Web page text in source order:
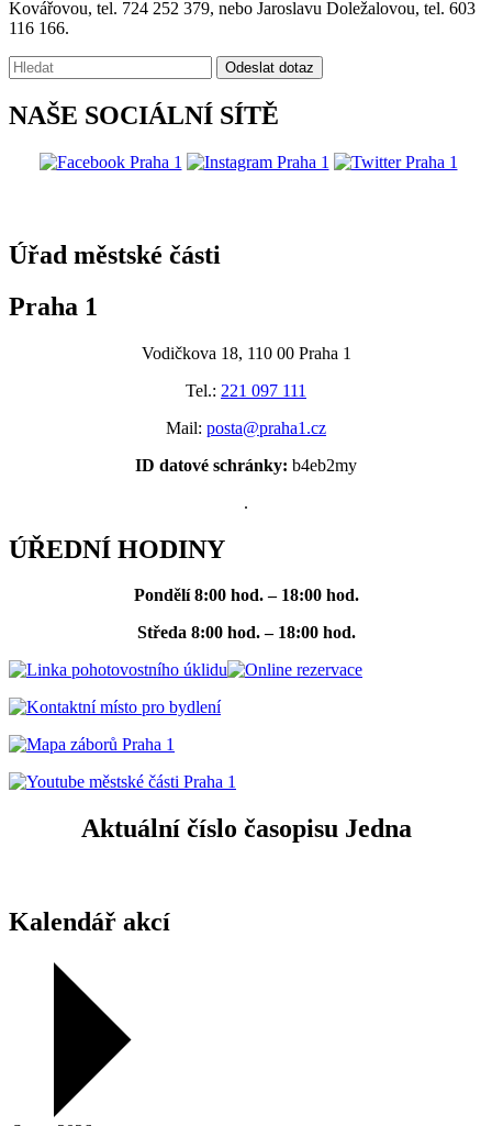
Kovářovou, tel. 724 252 379, nebo Jaroslavu Doležalovou, tel. 603
116 166.
Vyhledávání:
Odeslat dotaz
NAŠE SOCIÁLNÍ SÍTĚ
Úřad městské části
Praha 1
Vodičkova 18, 110 00 Praha 1
Tel.: 221 097 111
Mail: posta@praha1.cz
ID datové schránky: b4eb2my
.
ÚŘEDNÍ HODINY
Pondělí 8:00 hod. – 18:00 hod.
Středa 8:00 hod. – 18:00 hod.
Aktuální číslo časopisu Jedna
Kalendář akcí